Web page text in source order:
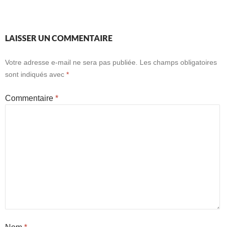
LAISSER UN COMMENTAIRE
Votre adresse e-mail ne sera pas publiée.
Les champs obligatoires
sont indiqués avec *
Commentaire *